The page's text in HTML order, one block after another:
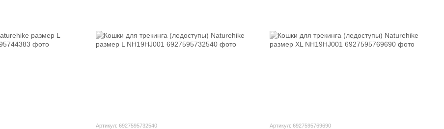
Артикул: 6927595732540 Артикул: 6927595769690